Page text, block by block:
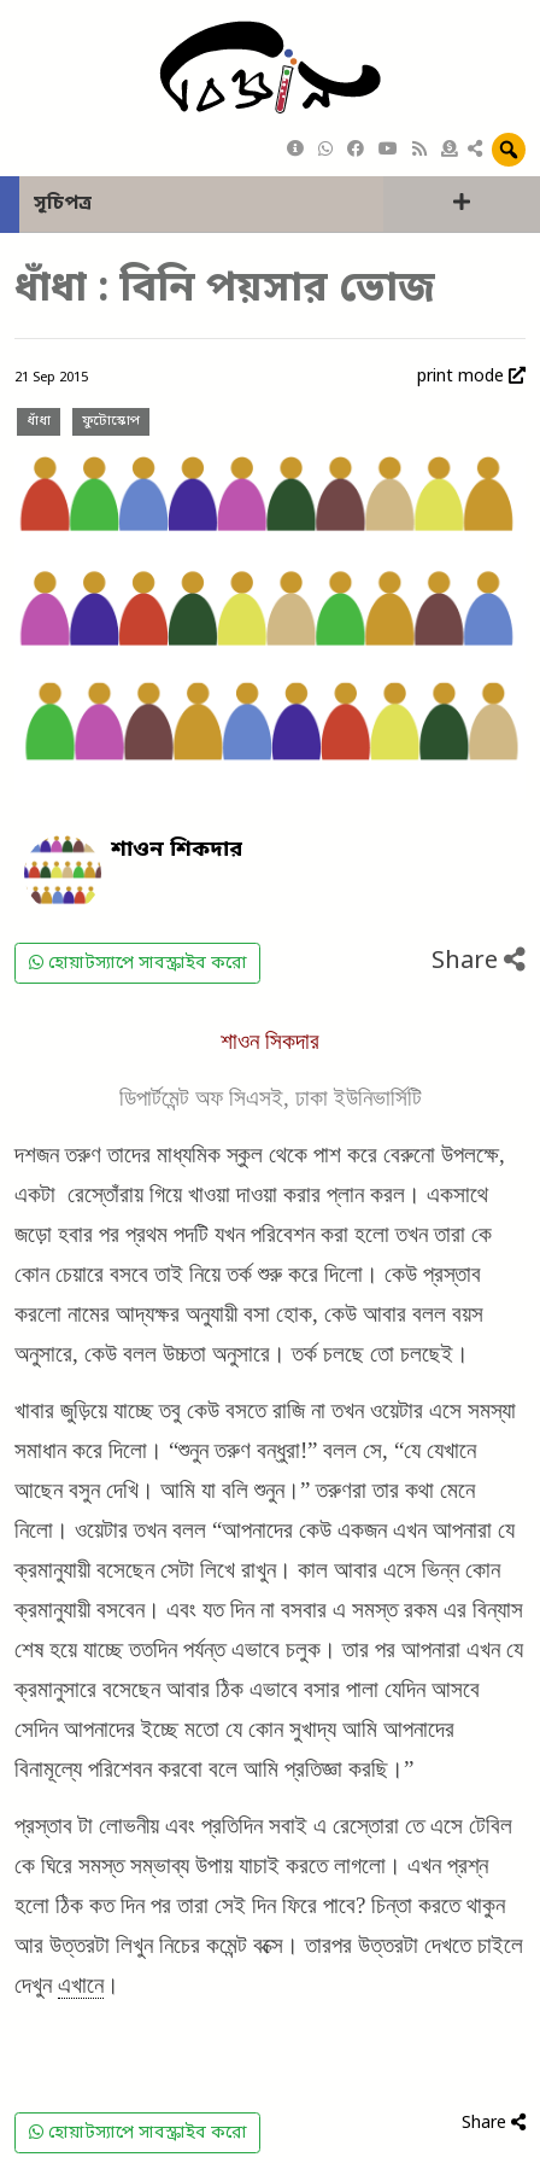
সূচিপত্র
ধাঁধা : বিনি পয়সার ভোজ
21 Sep 2015 print mode
ধাঁধা ফুটোস্কোপ
শাওন শিকদার
হোয়াটস্যাপে সাবস্ক্রাইব করো Share
শাওন সিকদার
ডিপার্টমেন্ট অফ সিএসই, ঢাকা ইউনিভার্সিটি
দশজন তরুণ তাদের মাধ্যমিক স্কুল থেকে পাশ করে বেরুনো উপলক্ষে,
একটা রেস্তোঁরায় গিয়ে খাওয়া দাওয়া করার প্লান করল। একসাথে
জড়ো হবার পর প্রথম পদটি যখন পরিবেশন করা হলো তখন তারা কে
কোন চেয়ারে বসবে তাই নিয়ে তর্ক শুরু করে দিলো। কেউ প্রস্তাব
করলো নামের আদ্যক্ষর অনুযায়ী বসা হোক, কেউ আবার বলল বয়স
অনুসারে, কেউ বলল উচ্চতা অনুসারে। তর্ক চলছে তো চলছেই।
খাবার জুড়িয়ে যাচ্ছে তবু কেউ বসতে রাজি না তখন ওয়েটার এসে সমস্যা
সমাধান করে দিলো। “শুনুন তরুণ বন্ধুরা!” বলল সে, “যে যেখানে
আছেন বসুন দেখি। আমি যা বলি শুনুন।” তরুণরা তার কথা মেনে
নিলো। ওয়েটার তখন বলল “আপনাদের কেউ একজন এখন আপনারা যে
ক্রমানুযায়ী বসেছেন সেটা লিখে রাখুন। কাল আবার এসে ভিন্ন কোন
ক্রমানুযায়ী বসবেন। এবং যত দিন না বসবার এ সমস্ত রকম এর বিন্যাস
শেষ হয়ে যাচ্ছে ততদিন পর্যন্ত এভাবে চলুক। তার পর আপনারা এখন যে
ক্রমানুসারে বসেছেন আবার ঠিক এভাবে বসার পালা যেদিন আসবে
সেদিন আপনাদের ইচ্ছে মতো যে কোন সুখাদ্য আমি আপনাদের
বিনামূল্যে পরিশেবন করবো বলে আমি প্রতিজ্ঞা করছি।”
প্রস্তাব টা লোভনীয় এবং প্রতিদিন সবাই এ রেস্তোরা তে এসে টেবিল
কে ঘিরে সমস্ত সম্ভাব্য উপায় যাচাই করতে লাগলো। এখন প্রশ্ন
হলো ঠিক কত দিন পর তারা সেই দিন ফিরে পাবে? চিন্তা করতে থাকুন
আর উত্তরটা লিখুন নিচের কমেন্ট বক্সে। তারপর উত্তরটা দেখতে চাইলে
দেখুনএখানে।
হোয়াটস্যাপে সাবস্ক্রাইব করো Share